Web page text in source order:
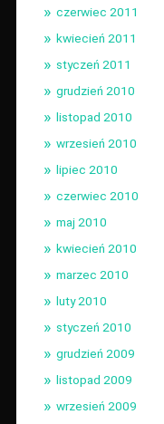
czerwiec 2011
kwiecień 2011
styczeń 2011
grudzień 2010
listopad 2010
wrzesień 2010
lipiec 2010
czerwiec 2010
maj 2010
kwiecień 2010
marzec 2010
luty 2010
styczeń 2010
grudzień 2009
listopad 2009
wrzesień 2009